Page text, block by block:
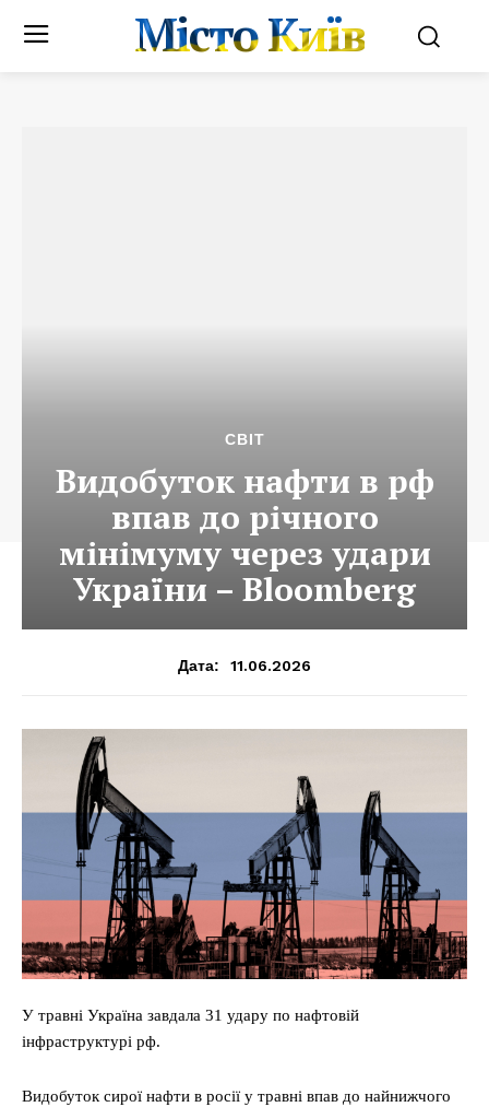
Місто Київ
СВІТ
Видобуток нафти в рф
впав до річного
мінімуму через удари
України – Bloomberg
Дата: 11.06.2026
У травні Україна завдала 31 удару по нафтовій
інфраструктурі рф.
Видобуток сирої нафти в росії у травні впав до найнижчого